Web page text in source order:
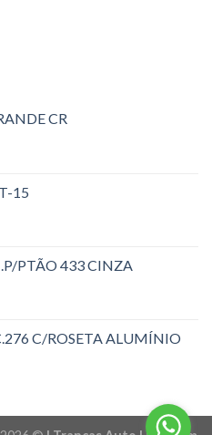
CR
15
PTÃO 433 CINZA
C/ROSETA ALUMÍNIO